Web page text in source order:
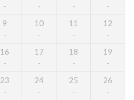
9 10 11 12
16 17 18 19
23 24 25 26